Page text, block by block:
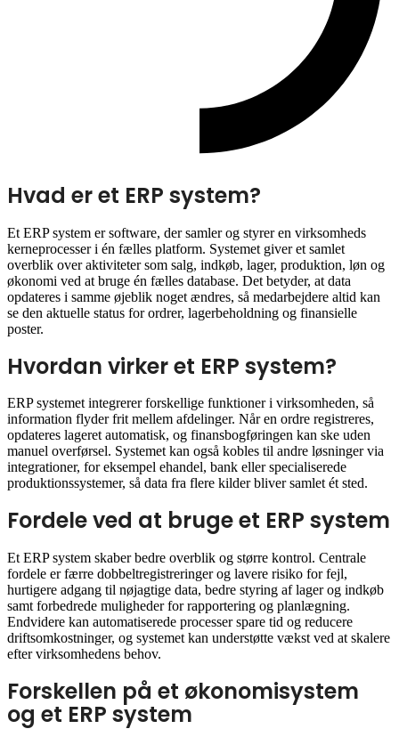
Hvad er et ERP system?
Et ERP system er software, der samler og styrer en virksomheds
kerneprocesser i én fælles platform. Systemet giver et samlet
overblik over aktiviteter som salg, indkøb, lager, produktion, løn og
økonomi ved at bruge én fælles database. Det betyder, at data
opdateres i samme øjeblik noget ændres, så medarbejdere altid kan
se den aktuelle status for ordrer, lagerbeholdning og finansielle
poster.
Hvordan virker et ERP system?
ERP systemet integrerer forskellige funktioner i virksomheden, så
information flyder frit mellem afdelinger. Når en ordre registreres,
opdateres lageret automatisk, og finansbogføringen kan ske uden
manuel overførsel. Systemet kan også kobles til andre løsninger via
integrationer, for eksempel ehandel, bank eller specialiserede
produktionssystemer, så data fra flere kilder bliver samlet ét sted.
Fordele ved at bruge et ERP system
Et ERP system skaber bedre overblik og større kontrol. Centrale
fordele er færre dobbeltregistreringer og lavere risiko for fejl,
hurtigere adgang til nøjagtige data, bedre styring af lager og indkøb
samt forbedrede muligheder for rapportering og planlægning.
Endvidere kan automatiserede processer spare tid og reducere
driftsomkostninger, og systemet kan understøtte vækst ved at skalere
efter virksomhedens behov.
Forskellen på et økonomisystem
og et ERP system